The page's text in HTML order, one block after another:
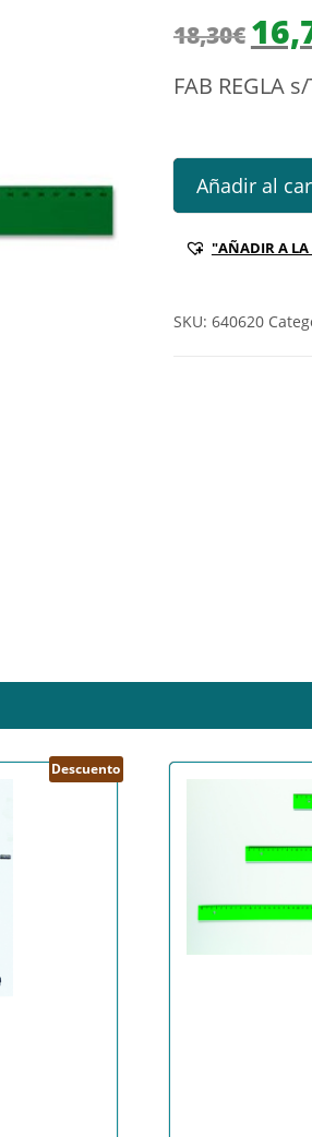
18,30€ El
FAB REGLA
FAB REGLA s/
Añadir al
"AÑADIR A LA
SKU: 640620
Descuento